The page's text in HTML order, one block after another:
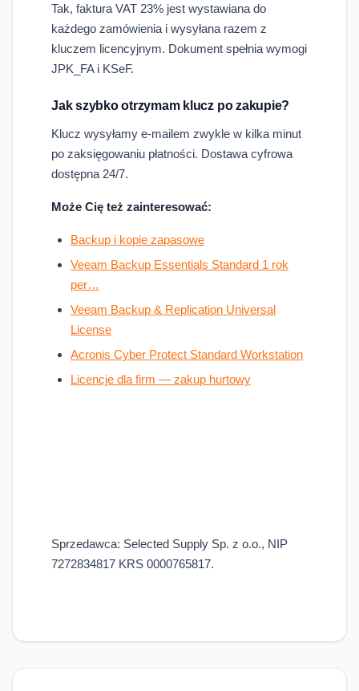
Tak, faktura VAT 23% jest wystawiana do
każdego zamówienia i wysyłana razem z
kluczem licencyjnym. Dokument spełnia wymogi
JPK_FA i KSeF.
Jak szybko otrzymam klucz po zakupie?
Klucz wysyłamy e-mailem zwykle w kilka minut
po zaksięgowaniu płatności. Dostawa cyfrowa
dostępna 24/7.
Może Cię też zainteresować:
Backup i kopie zapasowe
Veeam Backup Essentials Standard 1 rok
per…
Veeam Backup & Replication Universal
License
Acronis Cyber Protect Standard Workstation
Licencje dla firm — zakup hurtowy
Sprzedawca: Selected Supply Sp. z o.o., NIP
7272834817 KRS 0000765817.